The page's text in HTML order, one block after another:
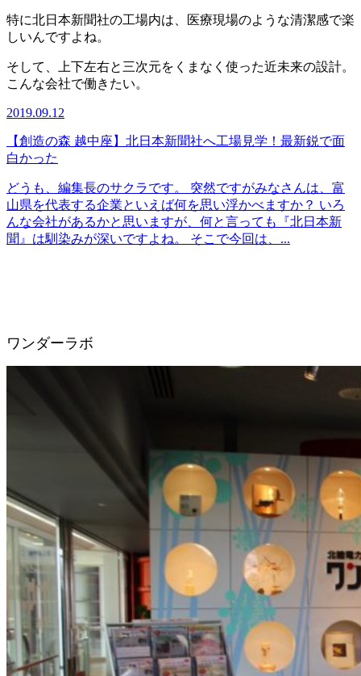
特に北日本新聞社の工場内は、医療現場のような清潔感で楽
しいんですよね。
そして、上下左右と三次元をくまなく使った近未来の設計。
こんな会社で働きたい。
2019.09.12
【創造の森 越中座】北日本新聞社へ工場見学！最新鋭で面
白かった
どうも、編集長のサクラです。 突然ですがみなさんは、富
山県を代表する企業といえば何を思い浮かべますか？ いろ
んな会社があるかと思いますが、何と言っても『北日本新
聞』は馴染みが深いですよね。 そこで今回は、...
ワンダーラボ